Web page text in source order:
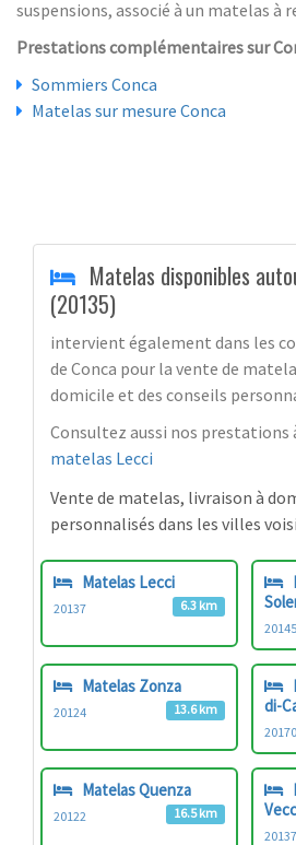
suspensions, associé à un matelas à
Prestations complémentaires sur
Sommiers Conca
Matelas sur mesure Conca
Matelas disponibles
(20135)
intervient également dans les
de Conca pour la vente de
domicile et des conseils
Consultez aussi nos prestations
matelas Lecci
Vente de matelas, livraison à
personnalisés dans les villes
Matelas Lecci
20137 6.3 km
20145
Matelas Zonza
20124 13.6 km
di-
20170
Matelas Quenza
20122 16.5 km
20137